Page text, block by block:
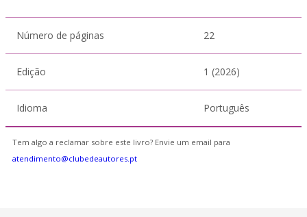
Número de páginas 22
Edição 1 (2026)
Idioma Português
Tem algo a reclamar sobre este livro? Envie um email para
atendimento@clubedeautores.pt